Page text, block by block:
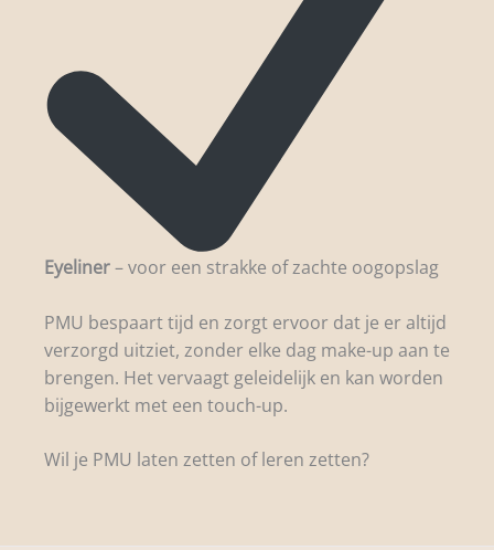
Eyeliner– voor een strakke of zachte oogopslag
PMU bespaart tijd en zorgt ervoor dat je er altijd
verzorgd uitziet, zonder elke dag make-up aan te
brengen. Het vervaagt geleidelijk en kan worden
bijgewerkt met een touch-up.
Wil je PMU laten zetten of leren zetten?